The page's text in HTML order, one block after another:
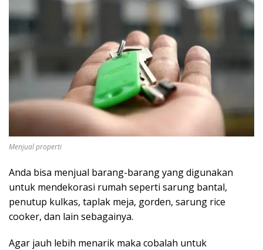
Menjual properti
Anda bisa menjual barang-barang yang digunakan
untuk mendekorasi rumah seperti sarung bantal,
penutup kulkas, taplak meja, gorden, sarung rice
cooker, dan lain sebagainya.
Agar jauh lebih menarik maka cobalah untuk